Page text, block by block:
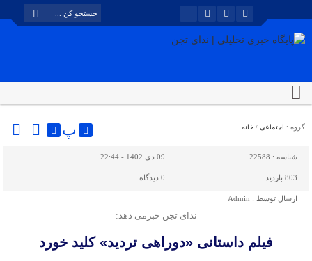
گروه : اجتماعی / خانه پ
شناسه : 22588 09 دی 1402 - 22:44
803 بازدید 0 دیدگاه
ارسال توسط : Admin
ندای تجن خبرمی دهد:
فیلم داستانی «دوراهی تردید» کلید خورد